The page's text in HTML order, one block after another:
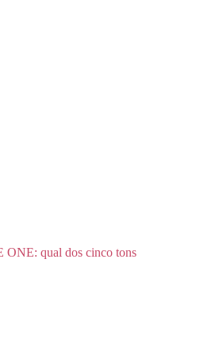
ONE: qual dos cinco tons